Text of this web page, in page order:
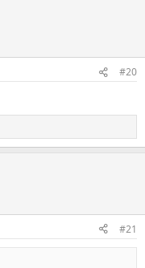
#20
#21